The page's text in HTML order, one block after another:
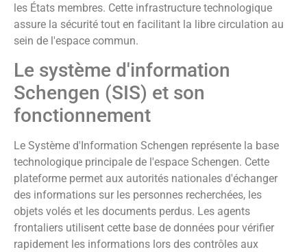
les États membres. Cette infrastructure technologique
assure la sécurité tout en facilitant la libre circulation au
sein de l'espace commun.
Le système d'information
Schengen (SIS) et son
fonctionnement
Le Système d'Information Schengen représente la base
technologique principale de l'espace Schengen. Cette
plateforme permet aux autorités nationales d'échanger
des informations sur les personnes recherchées, les
objets volés et les documents perdus. Les agents
frontaliers utilisent cette base de données pour vérifier
rapidement les informations lors des contrôles aux